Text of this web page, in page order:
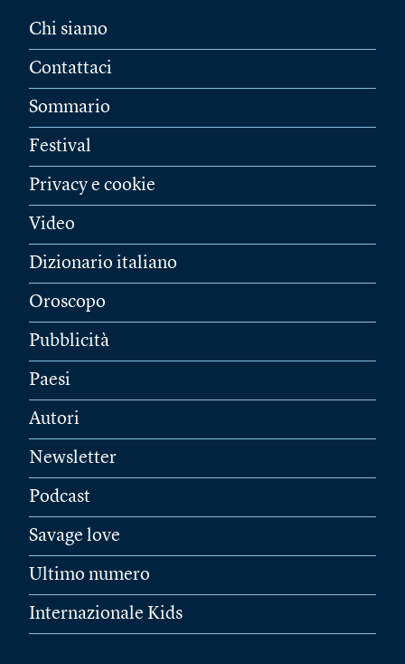
Chi siamo
Contattaci
Sommario
Festival
Privacy e cookie
Video
Dizionario italiano
Oroscopo
Pubblicità
Paesi
Autori
Newsletter
Podcast
Savage love
Ultimo numero
Internazionale Kids